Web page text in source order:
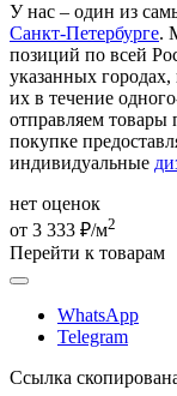
У нас – один из
Санкт-Петербурге.
позиций по всей
указанных
их в течение
отправляем
покупке
индивидуальные
нет оценок
от 3 333 ₽/м2
Перейти к товарам
WhatsApp
Telegram
Ссылка